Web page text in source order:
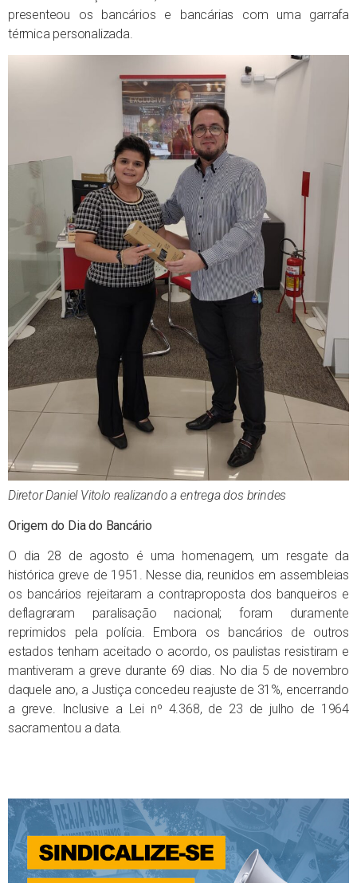
presenteou os bancários e bancárias com uma garrafa
térmica personalizada.
Diretor Daniel Vitolo realizando a entrega dos brindes
Origem do Dia do Bancário
O dia 28 de agosto é uma homenagem, um resgate da
histórica greve de 1951. Nesse dia, reunidos em assembleias
os bancários rejeitaram a contraproposta dos banqueiros e
deflagraram paralisação nacional; foram duramente
reprimidos pela polícia. Embora os bancários de outros
estados tenham aceitado o acordo, os paulistas resistiram e
mantiveram a greve durante 69 dias. No dia 5 de novembro
daquele ano, a Justiça concedeu reajuste de 31%, encerrando
a greve. Inclusive a Lei nº 4.368, de 23 de julho de 1964
sacramentou a data.